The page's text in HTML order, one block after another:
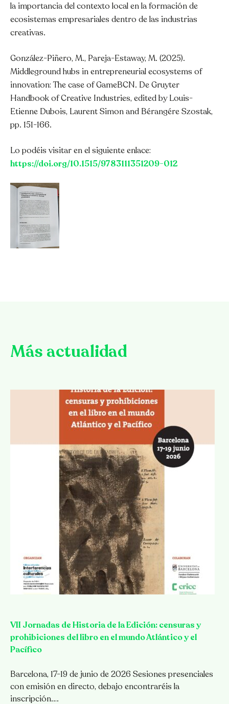
la importancia del contexto local en la formación de
ecosistemas empresariales dentro de las industrias
creativas.
González-Piñero, M., Pareja-Estaway, M. (2025).
Middleground hubs in entrepreneurial ecosystems of
innovation: The case of GameBCN. De Gruyter
Handbook of Creative Industries, edited by Louis-
Etienne Dubois, Laurent Simon and Bérangére Szostak,
pp. 151-166.
Lo podéis visitar en el siguiente enlace:
https://doi.org/10.1515/9783111351209-012
Más actualidad
VII Jornadas de Historia de la Edición: censuras y
prohibiciones del libro en el mundo Atlántico y el
Pacífico
Barcelona, 17-19 de junio de 2026 Sesiones presenciales
con emisión en directo, debajo encontraréis la
inscripción.…